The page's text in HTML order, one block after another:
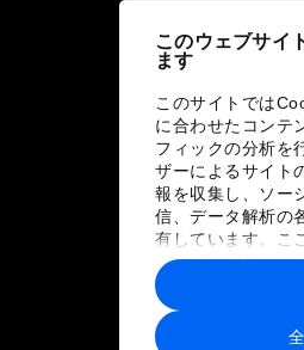
このウェブサイ
ます
このサイトでは
に合わせたコンテ
フィックの分析を
ザーによるサイト
報を収集し、ソー
信、データ解析の
有しています。こ
ユーザーが各パー
報や各パートナー
に収集された情報
トナーによって使